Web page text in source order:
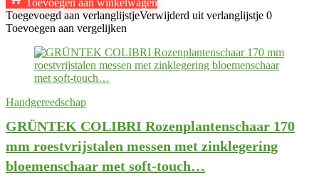
Toevoegen aan winkelwagen
Toegevoegd aan verlanglijstjeVerwijderd uit verlanglijstje 0
Toevoegen aan vergelijken
Handgereedschap
GRÜNTEK COLIBRI Rozenplantenschaar 170
mm roestvrijstalen messen met zinklegering
bloemenschaar met soft-touch…